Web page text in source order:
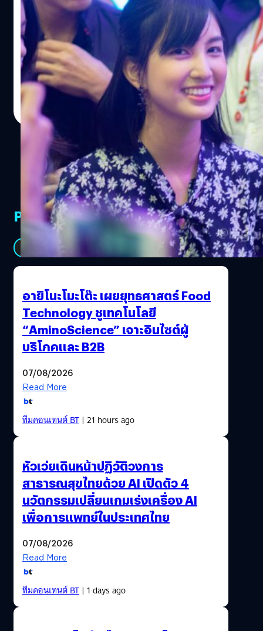
แคนแคน BNK48 ไลฟ์สดชี้แจงกรณีภาพหลุด
จากกระแสออนไลน์เมื่อวาน ( 7 พ.ค.61) ในช่วงหัวค่ำกรณีมี
ผู้นำภาพถ่าย selfie ของน้องมาเผยแพร่ โอตะจำนวนมากออก
มาให้กำลังใจน้อง ส่วนในฝั่งของเพจอย่างเป็นทางการของ
BNK48 ก็มีความเคลื่อนไหว โดยหลังจากที่ประกาศ รอบ
แสดงของ BNK48 Team BⅢ「PARTY ga Hajimaru yo」@
BNK48 The Campus ซึ่งมีน้องร่วมแสดงอยู่ด้วย ไม่นานนัก
หลังจากนั้น ก็มีการแจ้งเปลี่ยนแปลงรายชื่อผู้ร่วมแสดง มาถึง
ช่วงสายของวันนี้ ( 8 พ.ค. 61 ) น้องจึงมีการ Facebook Live
เพื่อขอโทษกับสิ่งที่เกิดขึ้น ขอบคุณแฟนคลับที่ส่งกำลังใจมาให้
และจะไม่อยู่นิ่งกับผู้ที่มีเจตนาไม่ดีกับน้อง ขอบคุณทุกคนที่
คอยสนับสนุน และเคารพในการตัดสินใจของน้อง ความยาว 1
นาที 40 วินาที สวัสดีค่ะ แคนแคน BNK48 นะคะ ทุกคนคง
เห็นสิ่งที่เกิดขึ้นกันแล้วใช่ไหมคะ แคนอยากจะขอโทษจากใจ
จริงกับสิ่งที่เกิดขึ้นค่ะ ทุกข้อความ แคนได้อ่านและก็เห็นมัน
เป็นมันที่เรียบร้อยแล้ว สำหรับสิ่งที่เกิดขึ้นแคนขอรับผิดชอบ
ทุกการกระทำของแคน และแคนจะไม่นิ่งเฉยกับบุคคลที่มี
เจตนาไม่ดีกับแคน สุดท้ายนี้ ไม่ว่าอะไรจะเกิดขึ้น ขอบคุณทุก
Meechok Dechpokasup| 3014 days ago
PR Partners
See All
อายิโนะโมะโต๊ะ เผยยุทธศาสตร์ Food
Technology ชูเทคโนโลยี
“AminoScience” เจาะอินไซต์ผู้
บริโภคและ B2B
07/08/2026
Read More
ทีมคอนเทนต์ BT| 21 hours ago
หัวเว่ยเดินหน้าปฏิวัติวงการ
สาธารณสุขไทยด้วย AI เปิดตัว 4
นวัตกรรมเปลี่ยนเกมเร่งเครื่อง AI
เพื่อการแพทย์ในประเทศไทย
07/08/2026
Read More
ทีมคอนเทนต์ BT| 1 days ago